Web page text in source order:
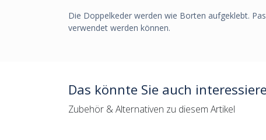
Die Doppelkeder werden wie Borten aufgeklebt.
verwendet werden können.
Das könnte Sie auch
Zubehör & Alternativen zu diesem Artikel